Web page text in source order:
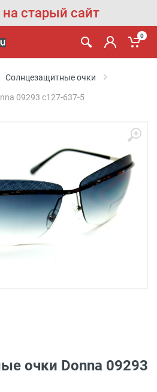
старый сайт
0
Солнцезащитные очки
09293 c127-637-5
очки Donna 09293